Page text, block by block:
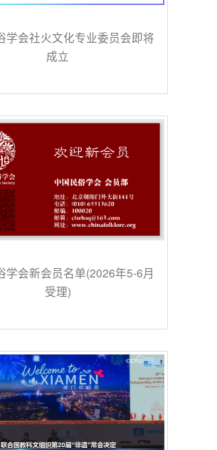
学会社火文化专业委员会即将
成立
学会新会员名单(2026年5-6月
受理)